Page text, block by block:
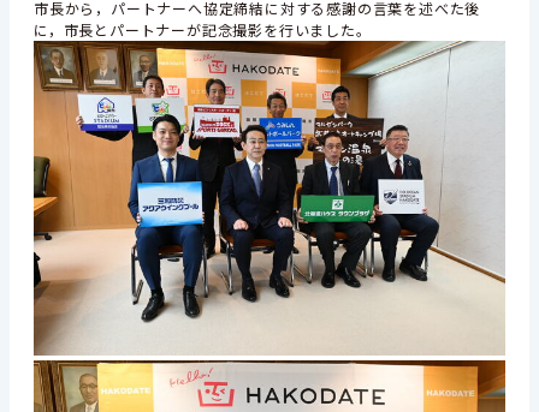
市長から，パートナーへ協定締結に対する感謝の言葉を述べた後
に，市長とパートナーが記念撮影を行いました。